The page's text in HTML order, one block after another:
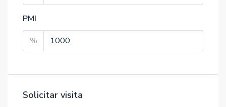
PMI
%
Solicitar visita